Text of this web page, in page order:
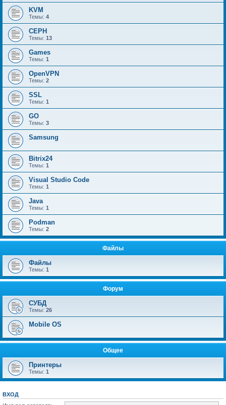
KVM
Темы: 4
CEPH
Темы: 13
Games
Темы: 1
OpenVPN
Темы: 2
SSL
Темы: 1
GO
Темы: 3
Samsung
Bitrix24
Темы: 1
Visual Studio Code
Темы: 1
Java
Темы: 1
Podman
Темы: 2
Файлы
Файлы
Темы: 1
Форум
СУБД
Темы: 26
Mobile OS
Общее
Принтеры
Темы: 1
ВХОД